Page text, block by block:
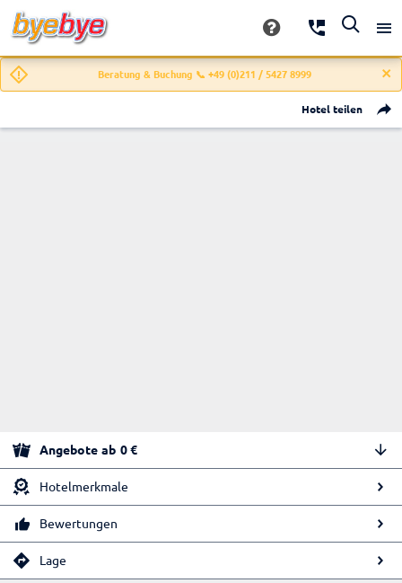
Beratung & Buchung 📞 +49 (0)211 / 5427 8999
Hotel teilen
Angebote ab 0€
Hotelmerkmale
Bewertungen
Lage